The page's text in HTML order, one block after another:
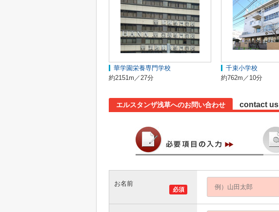
華学園栄養専門学校
約2151m／27分
千束小学校
約762m／10分
エルスタンザ浅草へのお問い合わせ contact us
必須
お名前